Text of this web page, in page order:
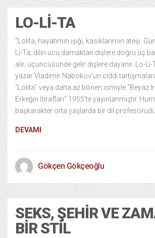
LO-LI-TA
“Lolita, hayatımın ışığı, kasıklarımın ateşi.
Li-Ta; dilin ucu damaktan dişlere doğru üç
alır, üçüncüsünde gelir dişlere dayanır. Lo-
yazar Vladimir Nabokov’un ciddi
“Lolita” veya daha az bilinen ismiyle “Beyaz
Erkeğin İtirafları” 1955’te yayınlanmıştır.
başkarakter orta yaşlarda bir dil
DEVAMI
Gökçen Gökçeoğlu
SEKS, ŞEHIR VE
BIR STIL